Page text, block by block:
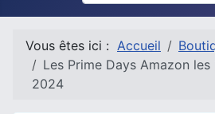
Vous êtes ici : Accueil
Les Prime Days Amazon les
2024